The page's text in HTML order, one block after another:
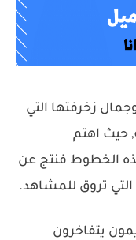
زخرفتها التي
حيث اهتم
الخطوط فنتج عن
التي تروق للمشاهد.
يتفاخرون